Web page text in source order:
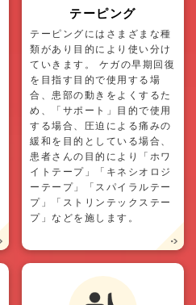
テーピング
テーピングにはさまざまな種
類があり目的により使い分け
ていきます。 ケガの早期回復
を目指す目的で使用する場
合、患部の動きをよくするた
め、「サポート」目的で使用
する場合、圧迫による痛みの
緩和を目的としている場合、
患者さんの目的により「ホワ
イトテープ」「キネシオロジ
ーテープ」「スパイラルテー
プ」「ストリンテックステー
プ」などを施します。